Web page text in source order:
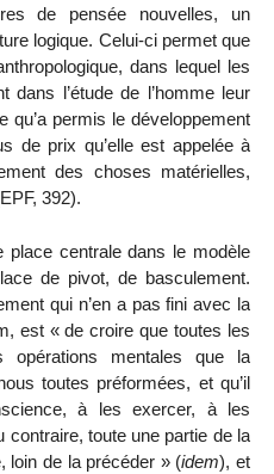
de pensée nouvelles, un
logique. Celui-ci permet que
dans lequel les
l’étude de l’homme leur
qu’a permis le développement
de prix qu’elle est appelée à
des choses matérielles,
392).
centrale dans le modèle
de pivot, de basculement.
qui n’en a pas fini avec la
est « de croire que toutes les
opérations mentales que la
toutes préformées, et qu’il
à les exercer, à les
contraire, toute une partie de la
loin de la précéder » (idem), et